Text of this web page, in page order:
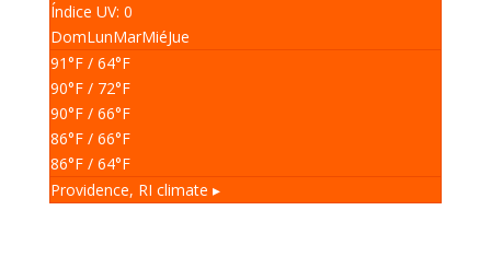
Índice UV: 0
DomLunMarMiéJue
91°F/ 64°F
90°F/ 72°F
90°F/ 66°F
86°F/ 66°F
86°F/ 64°F
Providence, RI climate ▸